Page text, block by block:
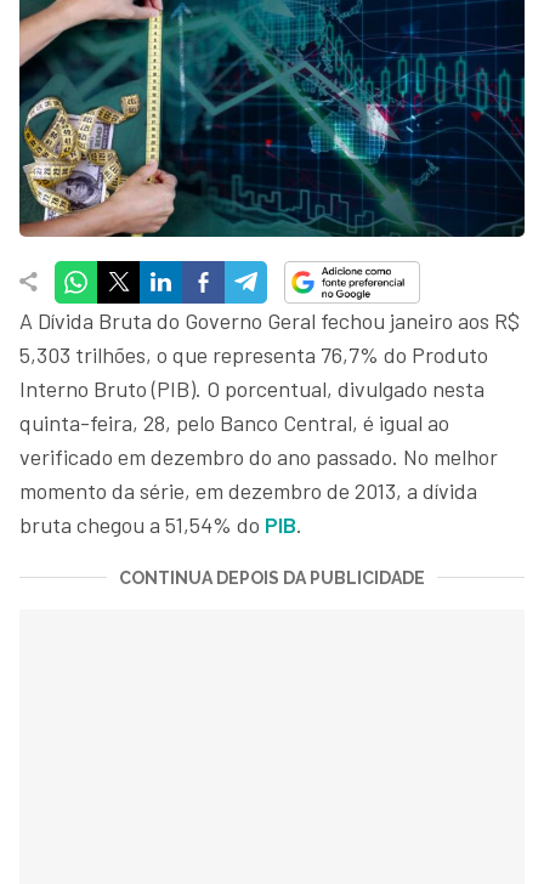
A Dívida Bruta do Governo Geral fechou janeiro aos R$
5,303 trilhões, o que representa 76,7% do Produto
Interno Bruto (PIB). O porcentual, divulgado nesta
quinta-feira, 28, pelo Banco Central, é igual ao
verificado em dezembro do ano passado. No melhor
momento da série, em dezembro de 2013, a dívida
bruta chegou a 51,54% do PIB.
CONTINUA DEPOIS DA PUBLICIDADE